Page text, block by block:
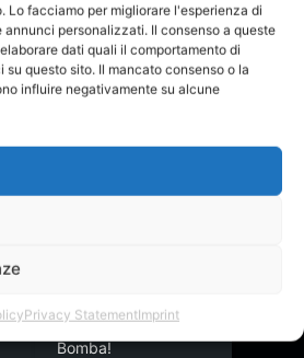
Lo facciamo per migliorare l'esperienza di
annunci personalizzati. Il consenso a queste
dati quali il comportamento di
questo sito. Il mancato consenso o la
influire negativamente su alcune
Privacy StatementImprint
creato nessun topic nel forum.
Bomba!